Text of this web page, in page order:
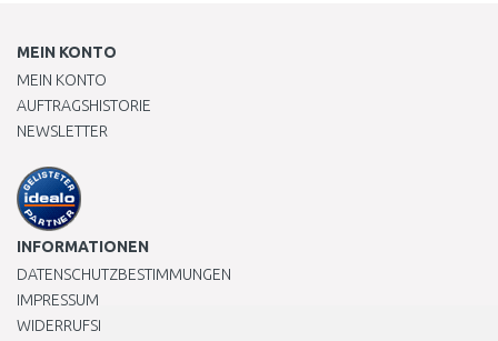
MEIN KONTO
MEIN KONTO
AUFTRAGSHISTORIE
NEWSLETTER
INFORMATIONEN
DATENSCHUTZBESTIMMUNGEN
IMPRESSUM
WIDERRUFSRECHT